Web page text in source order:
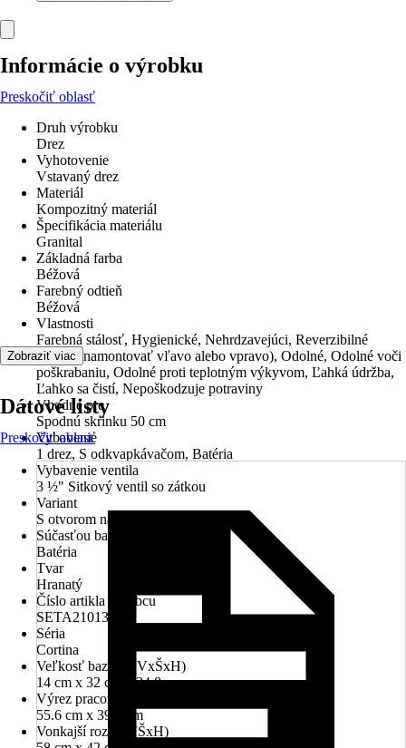
Informácie o výrobku
Preskočiť oblasť
Druh výrobku
Drez
Vyhotovenie
Vstavaný drez
Materiál
Kompozitný materiál
Špecifikácia materiálu
Granital
Základná farba
Béžová
Farebný odtieň
Béžová
Vlastnosti
Farebná stálosť, Hygienické, Nehrdzavejúci, Reverzibilné
(možno namontovať vľavo alebo vpravo), Odolné, Odolné voči
poškrabaniu, Odolné proti teplotným výkyvom, Ľahká údržba,
Ľahko sa čistí, Nepoškodzuje potraviny
Vhodné pre
Spodnú skrinku 50 cm
Vybavenie
1 drez, S odkvapkávačom, Batéria
Vybavenie ventila
3 ½" Sitkový ventil so zátkou
Variant
S otvorom na batériu
Súčasťou balenia
Batéria
Tvar
Hranatý
Číslo artikla výrobcu
SETA21013
Séria
Cortina
Veľkosť bazénu (VxŠxH)
14 cm x 32 cm x 34.8 cm
Výrez pracovnej dosky (ŠxH)
55.6 cm x 39.6 cm
Vonkajší rozmer (ŠxH)
Zobraziť viac
Dátové listy
Preskočiť oblasť